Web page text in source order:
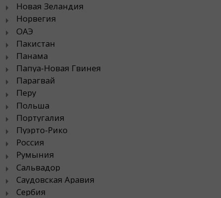
Новая Зеландия
Норвегия
ОАЭ
Пакистан
Панама
Папуа-Новая Гвинея
Парагвай
Перу
Польша
Португалия
Пуэрто-Рико
Россия
Румыния
Сальвадор
Саудовская Аравия
Сербия